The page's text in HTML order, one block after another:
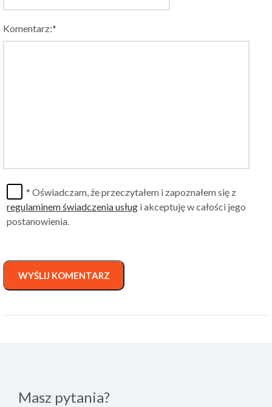
Komentarz:*
* Oświadczam, że przeczytałem i zapoznałem się z
regulaminem świadczenia usług i akceptuję w całości jego
postanowienia.
WYŚLIJ KOMENTARZ
Masz pytania?